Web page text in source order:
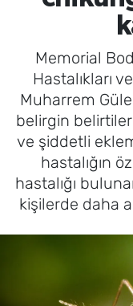
Memorial
Hastalıkları
Muharrem
belirgin
ve şiddetli
hastalığın
hastalığı
kişilerde daha
TV REHBERİ